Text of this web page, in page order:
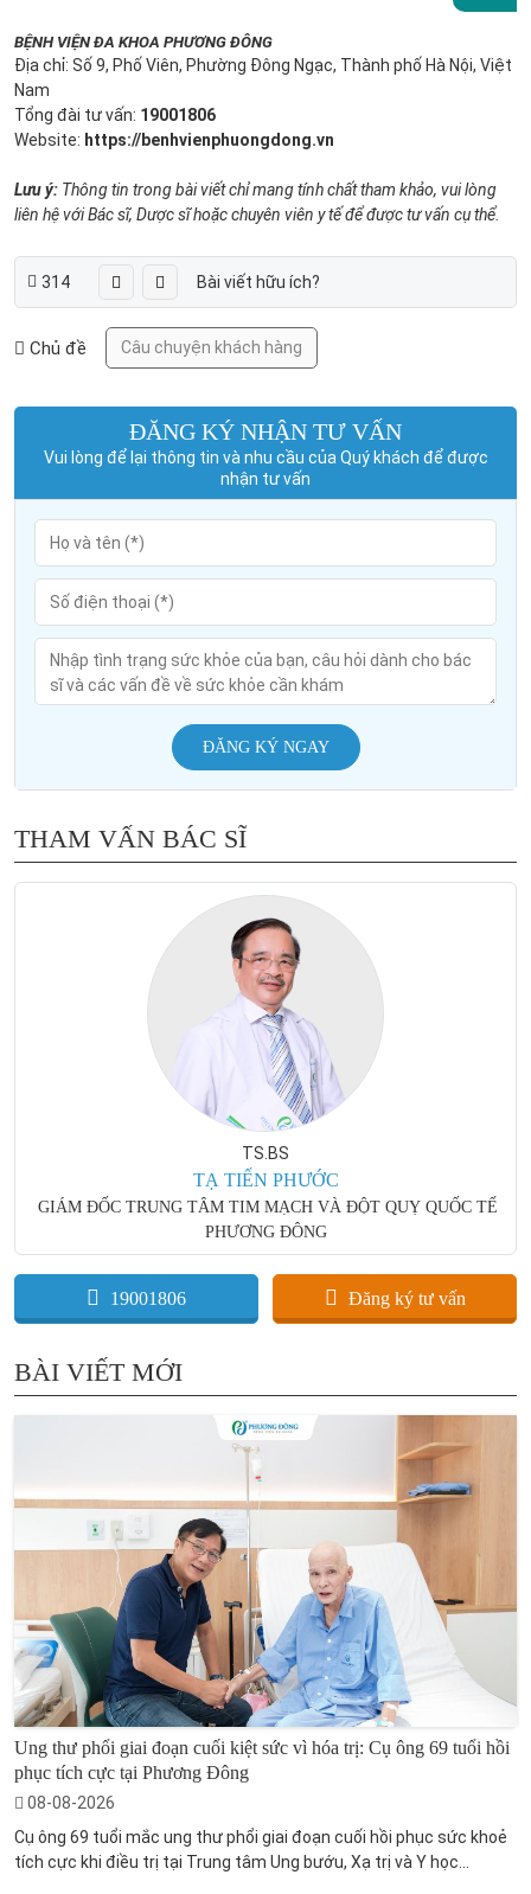
BỆNH VIỆN ĐA KHOA PHƯƠNG ĐÔNG
Địa chỉ: Số 9, Phố Viên, Phường Đông Ngạc, Thành phố Hà Nội, Việt
Nam
Tổng đài tư vấn: 19001806
Website: https://benhvienphuongdong.vn
Lưu ý: Thông tin trong bài viết chỉ mang tính chất tham khảo, vui lòng
liên hệ với Bác sĩ, Dược sĩ hoặc chuyên viên y tế để được tư vấn cụ thể.
314 Bài viết hữu ích?
Chủ đề Câu chuyện khách hàng
ĐĂNG KÝ NHẬN TƯ VẤN
Vui lòng để lại thông tin và nhu cầu của Quý khách để được
nhận tư vấn
ĐĂNG KÝ NGAY
THAM VẤN BÁC SĨ
TS.BS
TẠ TIẾN PHƯỚC
GIÁM ĐỐC TRUNG TÂM TIM MẠCH VÀ ĐỘT QUỴ QUỐC TẾ
PHƯƠNG ĐÔNG
19001806 Đăng ký tư vấn
BÀI VIẾT MỚI
Ung thư phổi giai đoạn cuối kiệt sức vì hóa trị: Cụ ông 69 tuổi hồi
phục tích cực tại Phương Đông
08-08-2026
Cụ ông 69 tuổi mắc ung thư phổi giai đoạn cuối hồi phục sức khoẻ
tích cực khi điều trị tại Trung tâm Ung bướu, Xạ trị và Y học...